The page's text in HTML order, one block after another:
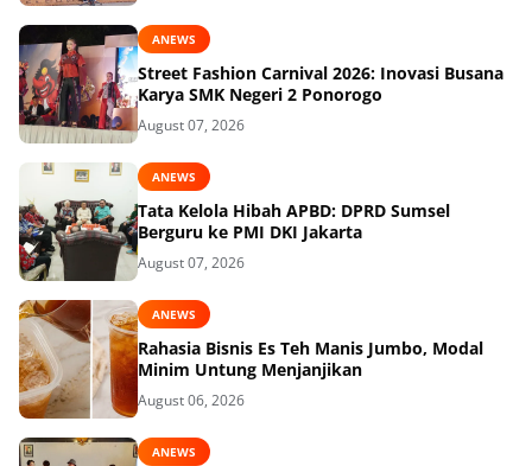
ANEWS
Street Fashion Carnival 2026: Inovasi Busana
Karya SMK Negeri 2 Ponorogo
August 07, 2026
ANEWS
Tata Kelola Hibah APBD: DPRD Sumsel
Berguru ke PMI DKI Jakarta
August 07, 2026
ANEWS
Rahasia Bisnis Es Teh Manis Jumbo, Modal
Minim Untung Menjanjikan
August 06, 2026
ANEWS